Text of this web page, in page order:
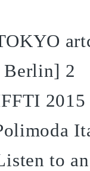
Berlin] 2
2015
to an